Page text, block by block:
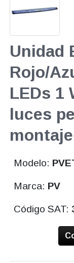
Unidad
Rojo/
LEDs 1
luces
Modelo:
Marca: PV
Código SAT: